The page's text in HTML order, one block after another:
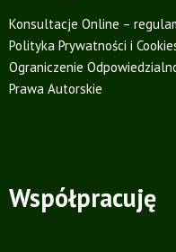
Konsultacje Online –
Polityka Prywatności i
Ograniczenie
Prawa Autorskie
Współpracuję